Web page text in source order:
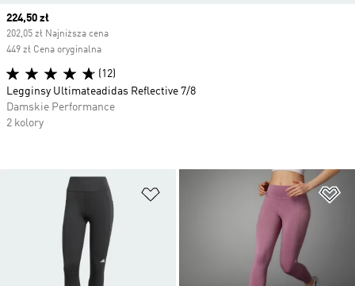
Dodaj do listy życzeń
Current price
224,50 zł
202,05 zł Najniższa cena
449 zł Cena oryginalna
(12)
Legginsy Ultimateadidas Reflective 7/8
Damskie Performance
2 kolory